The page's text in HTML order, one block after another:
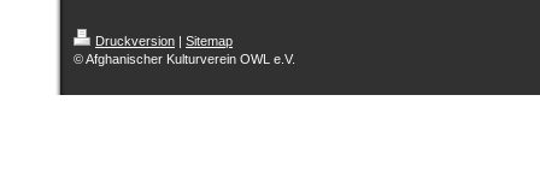
Druckversion | Sitemap
© Afghanischer Kulturverein OWL e.V.